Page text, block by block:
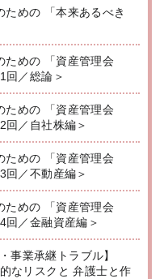
めの 「本来あるべき
ための 「資産管理会
回／総論＞
ための 「資産管理会
回／自社株編＞
ための 「資産管理会
回／不動産編＞
ための 「資産管理会
回／金融資産編＞
事業承継トラブル】
なリスクと 弁護士と作